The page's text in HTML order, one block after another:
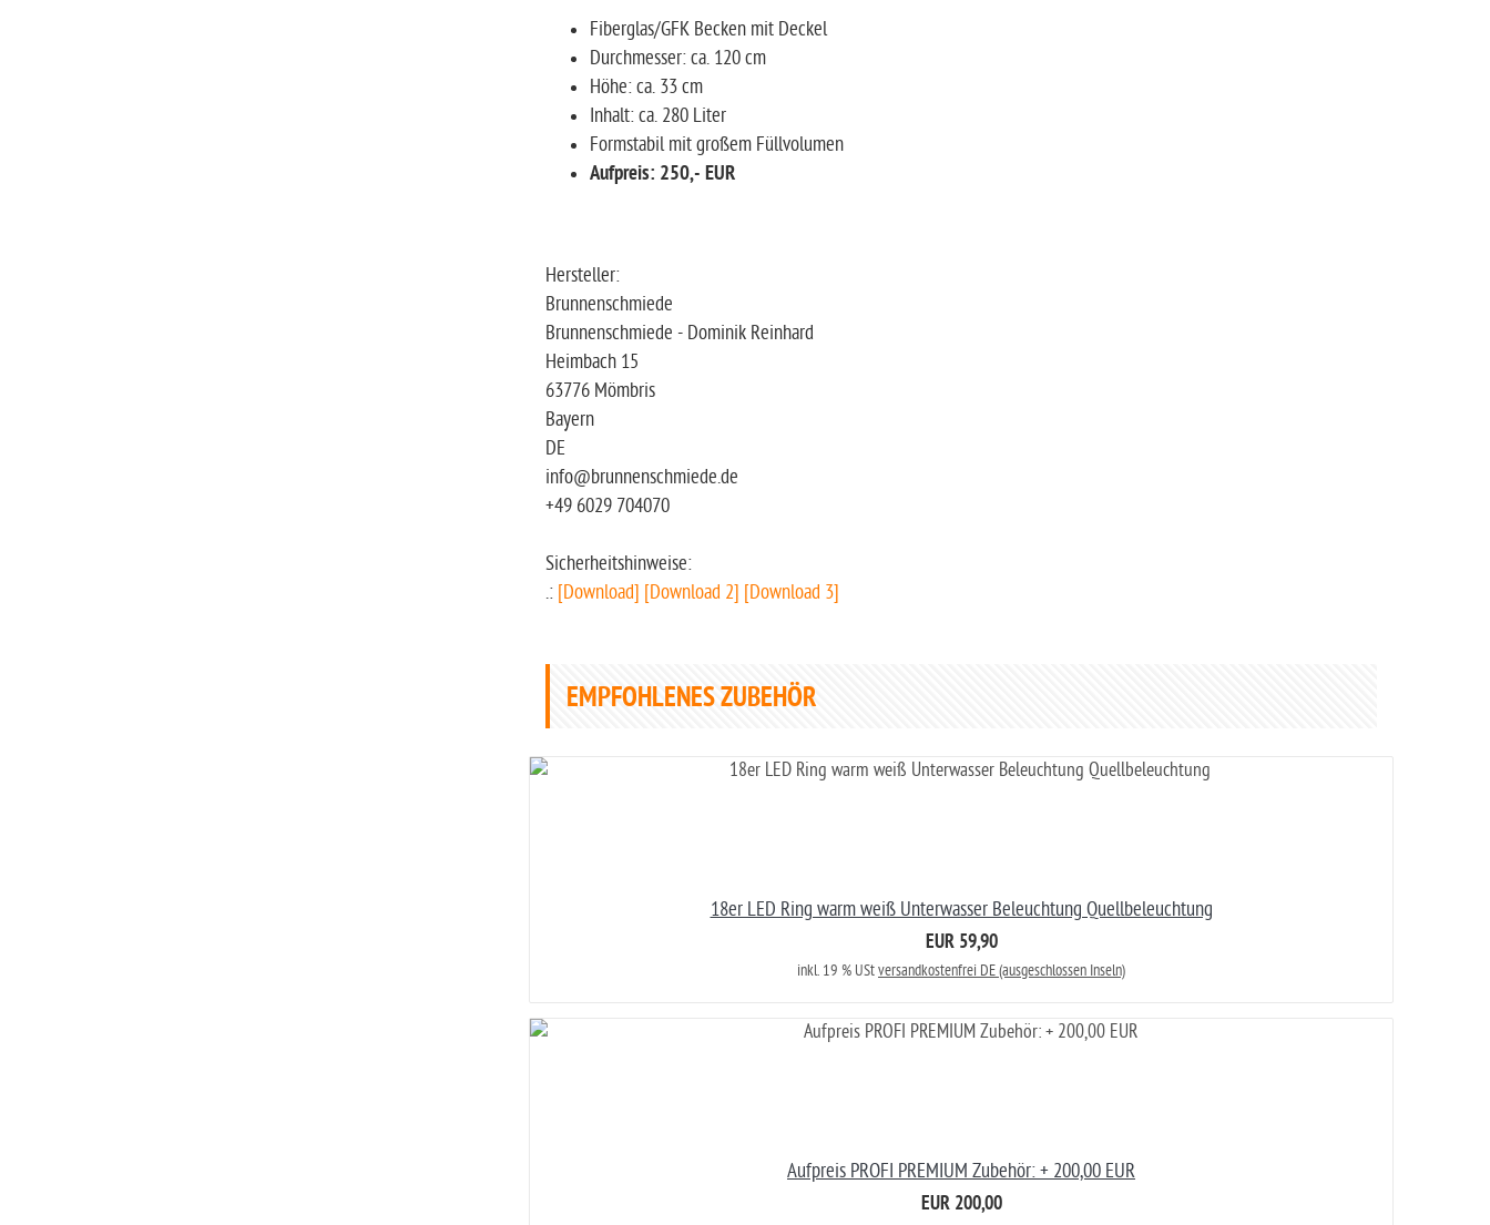
Fiberglas/GFK Becken mit Deckel
Durchmesser: ca. 120 cm
Höhe: ca. 33 cm
Inhalt: ca. 280 Liter
Formstabil mit großem Füllvolumen
Aufpreis: 250,- EUR
Hersteller:
Brunnenschmiede
Brunnenschmiede - Dominik Reinhard
Heimbach 15
63776 Mömbris
Bayern
DE
info@brunnenschmiede.de
+49 6029 704070
Sicherheitshinweise:
.: [Download] [Download 2] [Download 3]
EMPFOHLENES ZUBEHÖR
18er LED Ring warm weiß Unterwasser Beleuchtung Quellbeleuchtung
EUR 59,90
inkl. 19 % UStversandkostenfrei DE (ausgeschlossen Inseln)
Aufpreis PROFI PREMIUM Zubehör: + 200,00 EUR
EUR 200,00